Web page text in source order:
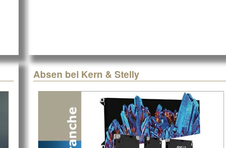
Absen bei Kern & Stelly